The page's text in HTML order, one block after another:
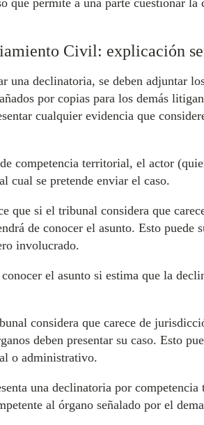
que permite a una parte cuestionar
Civil: explicación
una declinatoria, se deben adjuntar
por copias para los demás
cualquier evidencia que
competencia territorial, el actor
cual se pretende enviar el caso.
que si el tribunal considera que
de conocer el asunto. Esto
involucrado.
el asunto si estima que la
considera que carece de
deben presentar su caso. Esto
o administrativo.
una declinatoria por
al órgano señalado por el